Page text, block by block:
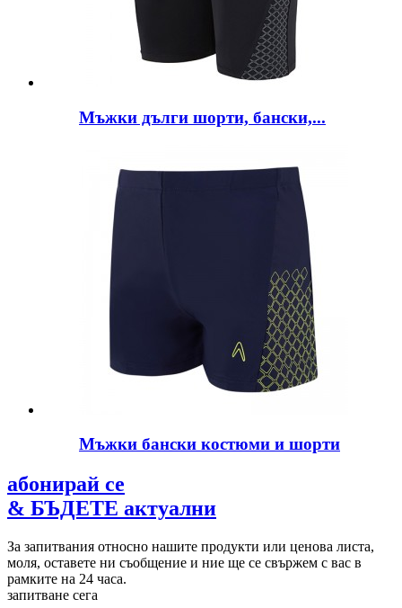
Мъжки дълги шорти, бански,...
Мъжки бански костюми и шорти
абонирай се
& БЪДЕТЕ актуални
За запитвания относно нашите продукти или ценова листа,
моля, оставете ни съобщение и ние ще се свържем с вас в
рамките на 24 часа.
запитване сега